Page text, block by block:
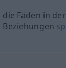
die Fäden in der
Beziehungen